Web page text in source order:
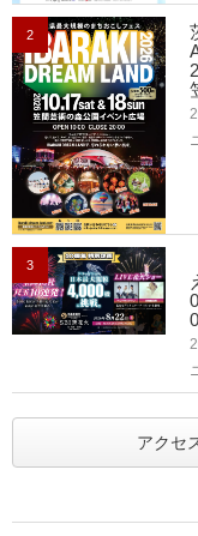
2
3
アクセ